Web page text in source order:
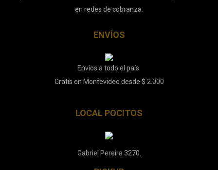
en redes de cobranza.
ENVÍOS
Envíos a todo el país.
Gratis en Montevideo desde $ 2.000
LOCAL POCITOS
Gabriel Pereira 3270.